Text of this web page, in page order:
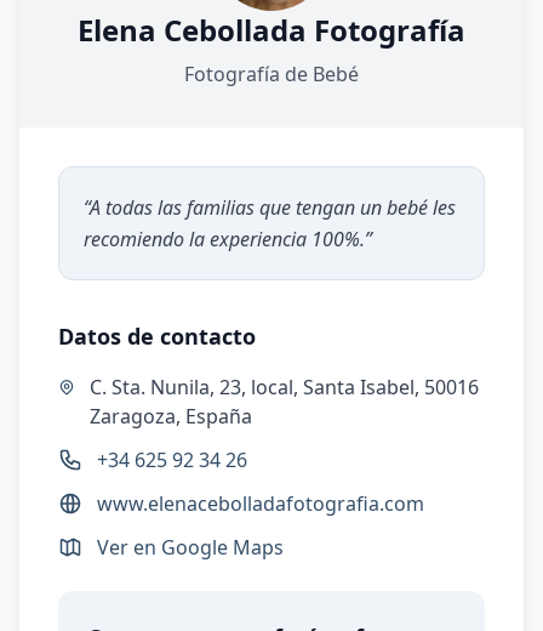
Elena Cebollada Fotografía
Fotografía de Bebé
“A todas las familias que tengan un bebé les
recomiendo la experiencia 100%.”
Datos de contacto
C. Sta. Nunila, 23, local, Santa Isabel, 50016
Zaragoza, España
+34 625 92 34 26
www.elenacebolladafotografia.com
Ver en Google Maps